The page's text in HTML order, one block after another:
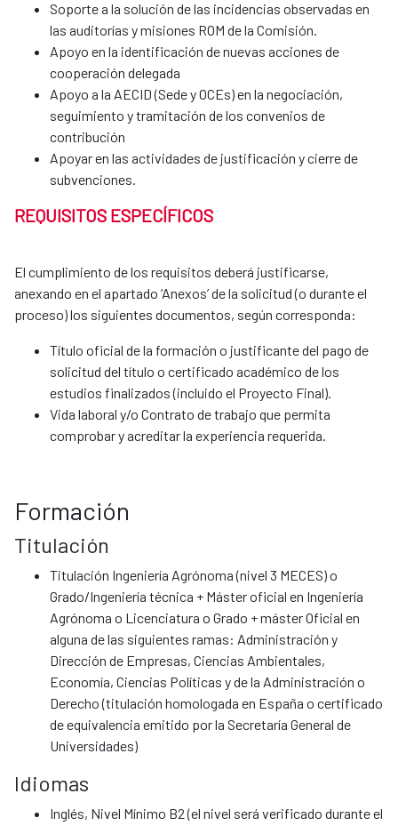
Soporte a la solución de las incidencias observadas en
las auditorías y misiones ROM de la Comisión.
Apoyo en la identificación de nuevas acciones de
cooperación delegada
Apoyo a la AECID (Sede y OCEs) en la negociación,
seguimiento y tramitación de los convenios de
contribución
Apoyar en las actividades de justificación y cierre de
subvenciones.
REQUISITOS ESPECÍFICOS
El cumplimiento de los requisitos deberá justificarse,
anexando en el apartado ‘Anexos’ de la solicitud (o durante el
proceso) los siguientes documentos, según corresponda:
Título oficial de la formación o justificante del pago de
solicitud del título o certificado académico de los
estudios finalizados (incluido el Proyecto Final).
Vida laboral y/o Contrato de trabajo que permita
comprobar y acreditar la experiencia requerida.
Formación
Titulación
Titulación Ingeniería Agrónoma (nivel 3 MECES) o
Grado/Ingeniería técnica + Máster oficial en Ingeniería
Agrónoma o Licenciatura o Grado + máster Oficial en
alguna de las siguientes ramas: Administración y
Dirección de Empresas, Ciencias Ambientales,
Economía, Ciencias Políticas y de la Administración o
Derecho (titulación homologada en España o certificado
de equivalencia emitido por la Secretaría General de
Universidades)
Idiomas
Inglés, Nivel Mínimo B2 (el nivel será verificado durante el